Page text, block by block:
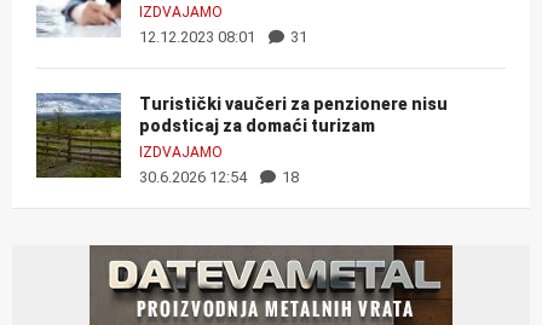
IZDVAJAMO
12.12.2023 08:01 31
Turistički vaučeri za penzionere nisu
podsticaj za domaći turizam
IZDVAJAMO
30.6.2026 12:54 18